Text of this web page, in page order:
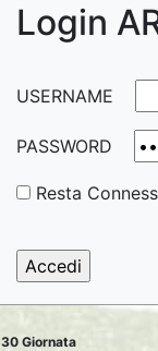
Login
USERNAME
PASSWORD
Resta
30 Giornata